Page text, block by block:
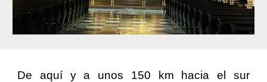
De aquí y a unos 150 km hacia el sur